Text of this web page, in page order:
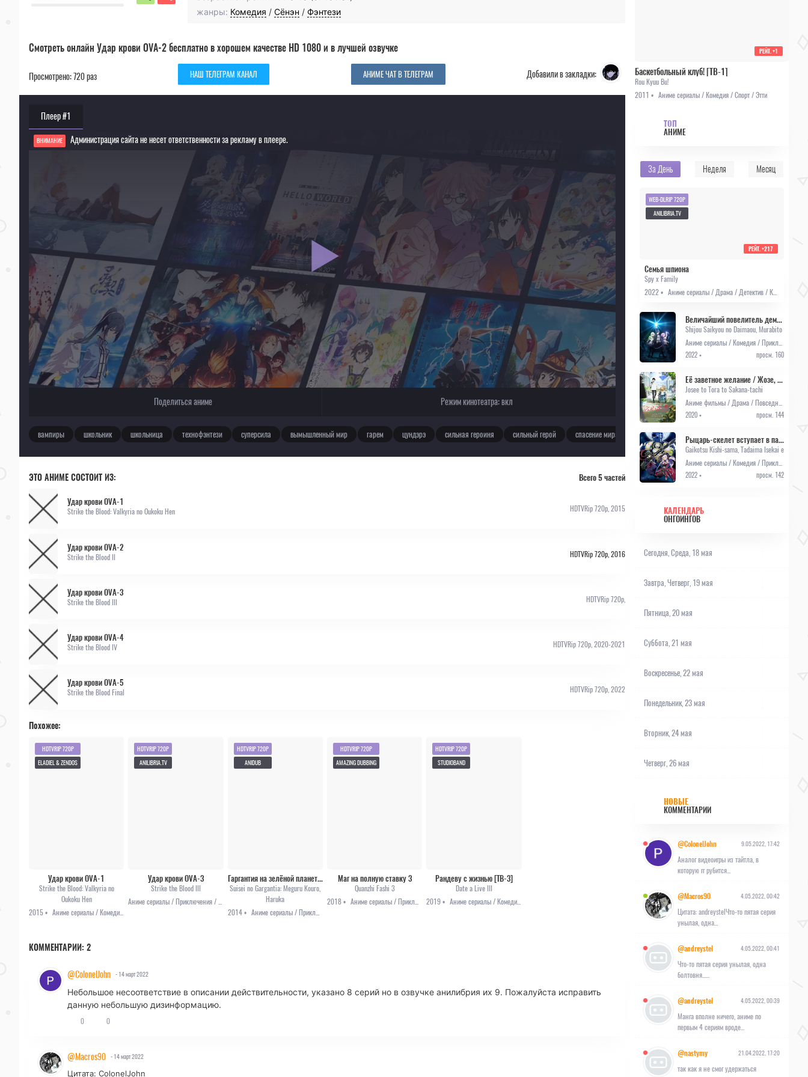
жанры: Комедия / Сёнэн / Фэнтези
Смотреть онлайн Удар крови OVA-2 бесплатно в хорошем качестве HD 1080 и в лучшей озвучке
Просмотрено: 720 раз НАШ ТЕЛЕГРАМ КАНАЛ АНИМЕ ЧАТ В ТЕЛЕГРАМ Добавили в закладки:
Плеер #1
ВНИМАНИЕ
Администрация сайта не несет ответственности за рекламу в плеере.
Для просмотра некоторых аниме необходимо установить VPN
Текущее воспроизведение：Удар крови OVA-2
Поделиться аниме Режим кинотеатра:вкл
вампиры школьник школьница технофэнтези суперсила вымышленный мир гарем цундэрэ сильная героиня сильный герой спасение мира хэнсин моэ / кавай
ЭТО АНИМЕ СОСТОИТ ИЗ: Всего 5 частей
Удар крови OVA-1
Strike the Blood: Valkyria no Oukoku Hen HDTVRip 720p, 2015
Удар крови OVA-2
Strike the Blood II HDTVRip 720p, 2016
Удар крови OVA-3
Strike the Blood III HDTVRip 720p,
Удар крови OVA-4
Strike the Blood IV HDTVRip 720p, 2020-2021
Удар крови OVA-5
Strike the Blood Final HDTVRip 720p, 2022
Похожее:
Удар крови OVA-1
Strike the Blood: Valkyria no
Oukoku Hen
2015 •
Аниме сериалы / Комедия / Приключения / Фэнтези
HDTVRIP 720P
ELADIEL & ZENDOS
Удар крови OVA-3
Strike the Blood III
Аниме сериалы / Приключения / Фэнтези / Этти
HDTVRIP 720P
ANILIBRIA.TV
Гаргантия на зелёной планете OVA
Suisei no Gargantia: Meguru Kouro,
Haruka
2014 •
Аниме сериалы / Приключения / Фантастика
HDTVRIP 720P
ANIDUB
Маг на полную ставку 3
Quanzhi Fashi 3
2018 •
Аниме сериалы / Приключения / Фэнтези
HDTVRIP 720P
AMAZING DUBBING
Рандеву с жизнью [ТВ-3]
Date a Live III
2019 •
Аниме сериалы / Комедия / Мистика / Приключения
HDTVRIP 720P
STUDIOBAND
КОММЕНТАРИИ: 2
@ColonelJohn - 14 март 2022
Небольшое несоответствие в описании действительности, указано 8 серий но в озвучке анилибрия их 9. Пожалуйста исправить
данную небольшую дизинформацию.
0 0
@Macros90 - 14 март 2022
Цитата: ColonelJohn
Баскетбольный клуб! [ТВ-1]
Rou Kyuu Bu!
2011 • Аниме сериалы / Комедия / Спорт / Этти
РЕЙТ. +1
ТОП
АНИМЕ
За День Неделя Месяц
Семья шпиона
Spy x Family
2022 •
Аниме сериалы / Драма / Детектив / Комедия / Приключения / Романтика / Сёнэн / Онгоинги / Аниме 2022
WEB-DLRIP 720P
ANILIBRIA.TV
РЕЙТ. +217
Величайший повелитель демонов перерождается как типичное ничтожество
Shijou Saikyou no Daimaou, Murabito A ni
2022 • просм. 160
Её заветное желание / Жозе, тигр и рыба (2020)
Josee to Tora to Sakana-tachi
2020 • просм. 144
Рыцарь-скелет вступает в параллельный мир
Gaikotsu Kishi-sama, Tadaima Isekai e
2022 • просм. 142
КАЛЕНДАРЬ
ОНГОИНГОВ
Сегодня, Среда, 18 мая
Завтра, Четверг, 19 мая
Пятница, 20 мая
Суббота, 21 мая
Воскресенье, 22 мая
Понедельник, 23 мая
Вторник, 24 мая
Четверг, 26 мая
НОВЫЕ
КОММЕНТАРИИ
@ColonelJohn 9.05.2022, 17:42
Аналог видеоигры из тайтла, в
которую гг рубится...
@Macros90 4.05.2022, 00:42
Цитата: andreystelЧто-то пятая серия
унылая, одна...
@andreystel 4.05.2022, 00:41
Что-то пятая серия унылая, одна
болтовня......
@andreystel 4.05.2022, 00:39
Манга вполне ничего, аниме по
первым 4 сериям вроде...
@nastymy 21.04.2022, 17:20
так как я не смог удержаться